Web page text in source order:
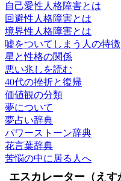
自己愛性人格障害とは
回避性人格障害とは
境界性人格障害とは
嘘をついてしまう人の特徴
星と性格の関係
悪い兆しを読む
40代の挫折と復帰
価値観の分類
夢について
夢占い辞典
パワーストーン辞典
花言葉辞典
苦悩の中に居る人へ
エスカレーター（えす